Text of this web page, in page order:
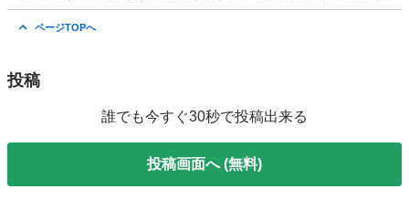
ページTOPへ
投稿
誰でも今すぐ30秒で投稿出来る
投稿画面へ (無料)